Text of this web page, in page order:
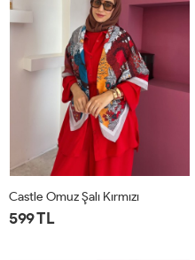
Castle Omuz Şalı Kırmızı
599 TL